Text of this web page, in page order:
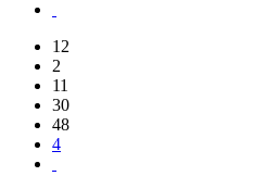
12
2
11
30
48
4